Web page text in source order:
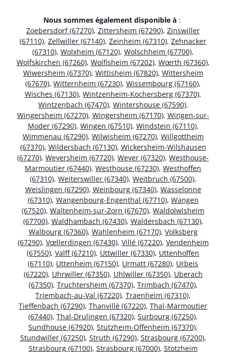
Nous sommes également disponible à :
Zoebersdorf (67270), Zittersheim (67290), Zinswiller
(67110), Zellwiller (67140), Zeinheim (67310), Zehnacker
(67310), Wolxheim (67120), Wolschheim (67700),
Wolfskirchen (67260), Wolfisheim (67202), Wœrth (67360),
Wiwersheim (67370), Wittisheim (67820), Wittersheim
(67670), Witternheim (67230), Wissembourg (67160),
Wisches (67130), Wintzenheim-Kochersberg (67370),
Wintzenbach (67470), Wintershouse (67590),
Wingersheim (67270), Wingersheim (67170), Wingen-sur-
Moder (67290), Wingen (67510), Windstein (67110),
Wimmenau (67290), Wilwisheim (67270), Willgottheim
(67370), Wildersbach (67130), Wickersheim-Wilshausen
(67270), Weyersheim (67720), Weyer (67320), Westhouse-
Marmoutier (67440), Westhouse (67230), Westhoffen
(67310), Weiterswiller (67340), Weitbruch (67500),
Weislingen (67290), Weinbourg (67340), Wasselonne
(67310), Wangenbourg-Engenthal (67710), Wangen
(67520), Waltenheim-sur-Zorn (67670), Waldolwisheim
(67700), Waldhambach (67430), Waldersbach (67130),
Walbourg (67360), Wahlenheim (67170), Volksberg
(67290), Vœllerdingen (67430), Villé (67220), Vendenheim
(67550), Valff (67210), Uttwiller (67330), Uttenhoffen
(67110), Uttenheim (67150), Urmatt (67280), Urbeis
(67220), Uhrwiller (67350), Uhlwiller (67350), Uberach
(67350), Truchtersheim (67370), Trimbach (67470),
Triembach-au-Val (67220), Traenheim (67310),
Tieffenbach (67290), Thanvillé (67220), Thal-Marmoutier
(67440), Thal-Drulingen (67320), Surbourg (67250),
Sundhouse (67920), Stutzheim-Offenheim (67370),
Stundwiller (67250), Struth (67290), Strasbourg (67200),
Strasbourg (67100), Strasbourg (67000), Stotzheim